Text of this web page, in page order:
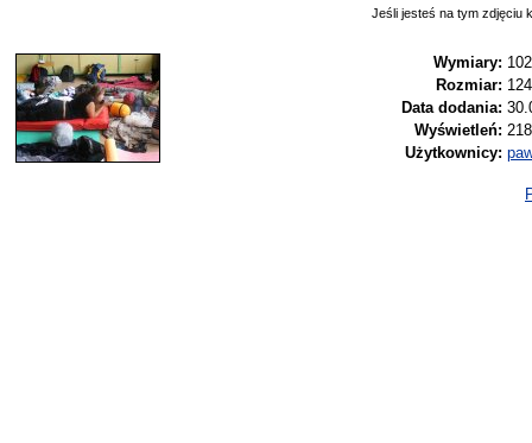
Jeśli jesteś na tym zdjęciu
Wymiary:
Rozmiar:
Data dodania:
Wyświetleń:
Użytkownicy: